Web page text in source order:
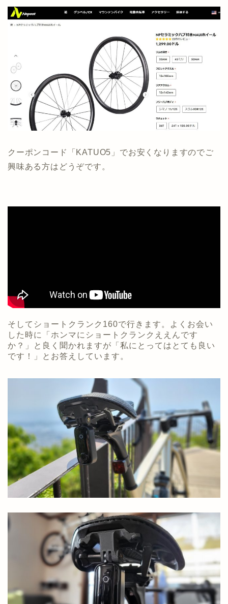
クーポンコード「KATUO5」でお安くなりますのでご
興味ある方はどうぞです。
そしてショートクランク160で行きます。よくお会い
した時に「ホンマにショートクランクええんです
か？」と良く聞かれますが「私にとってはとても良い
です！」とお答えしています。